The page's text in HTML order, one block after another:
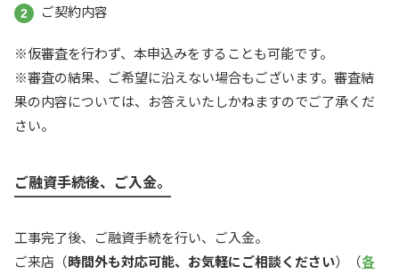
ご契約内容
※仮審査を行わず、本申込みをすることも可能です。
※審査の結果、ご希望に沿えない場合もございます。審査結
果の内容については、お答えいたしかねますのでご了承くだ
さい。
ご融資手続後、ご入金。
工事完了後、ご融資手続を行い、ご入金。
ご来店（時間外も対応可能、お気軽にご相談ください）（各